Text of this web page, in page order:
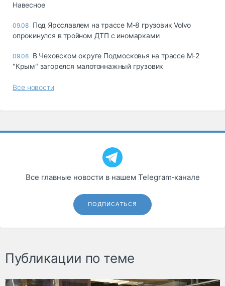
Навесное
09.08 Под Ярославлем на трассе М-8 грузовик Volvo
опрокинулся в тройном ДТП с иномарками
09.08 В Чеховском округе Подмосковья на трассе М-2
"Крым" загорелся малотоннажный грузовик
Все новости
Все главные новости в нашем Telegram‑канале
ПОДПИСАТЬСЯ
Публикации по теме